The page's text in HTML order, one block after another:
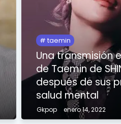
taemin
Una transmisión
de Taemin de
después de sus
salud mental
Gkpop enero 14, 2022